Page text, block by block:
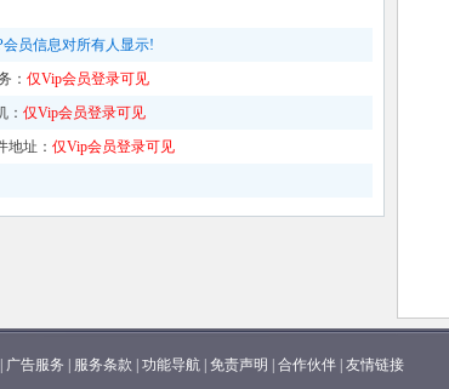
会员信息对所有人显示!
： 仅Vip会员登录可见
： 仅Vip会员登录可见
地址： 仅Vip会员登录可见
广告服务 服务条款 功能导航 免责声明 合作伙伴 友情链接